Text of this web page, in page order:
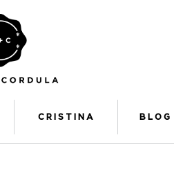
CRISTINA BLOG